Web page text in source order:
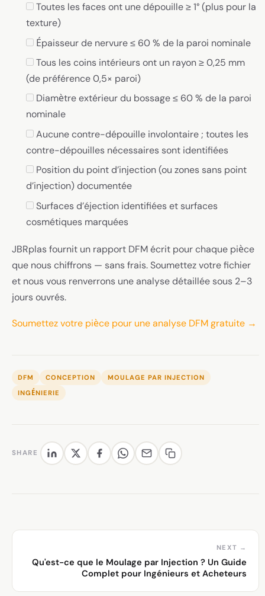
Toutes les faces ont une dépouille ≥ 1° (plus pour la
texture)
Épaisseur de nervure ≤ 60 % de la paroi nominale
Tous les coins intérieurs ont un rayon ≥ 0,25 mm
(de préférence 0,5× paroi)
Diamètre extérieur du bossage ≤ 60 % de la paroi
nominale
Aucune contre-dépouille involontaire ; toutes les
contre-dépouilles nécessaires sont identifiées
Position du point d’injection (ou zones sans point
d’injection) documentée
Surfaces d’éjection identifiées et surfaces
cosmétiques marquées
JBRplas fournit un rapport DFM écrit pour chaque pièce
que nous chiffrons — sans frais. Soumettez votre fichier
et nous vous renverrons une analyse détaillée sous 2–3
jours ouvrés.
Soumettez votre pièce pour une analyse DFM gratuite →
DFM CONCEPTION
MOULAGE PAR INJECTION
INGÉNIERIE
SHARE
NEXT →
Qu'est-ce que le Moulage par Injection ? Un Guide
Complet pour Ingénieurs et Acheteurs